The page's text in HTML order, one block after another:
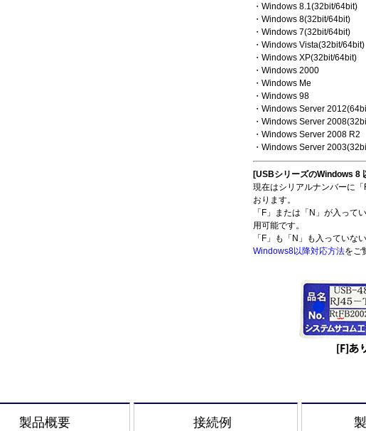
・Windows 8.1(32bit/64bit)
・Windows 8(32bit/64bit)
・Windows 7(32bit/64bit)
・Windows Vista(32bit/64bit)
・Windows XP(32bit/64bit)
・Windows 2000
・Windows Me
・Windows 98
・Windows Server
・Windows Server
・Windows Server 2008 R2
・Windows Server
[USBシリーズのWindows 8
現在はシリアルナンバーに
おります。
「F」または「N」が入って
用可能です。
「F」も「N」も入っていな
Windows8以降対応方法をご
製品概要 接続例